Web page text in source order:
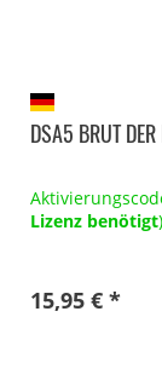
DSA5 BRUT
Lizenz benötigt)
15,95 € *